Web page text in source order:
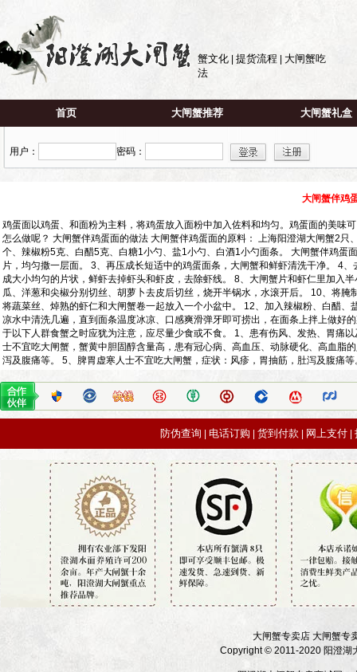
蟹文化 提货流程
大闸蟹吃
法
首页 大闸蟹推荐 大闸蟹礼盒
用户： 密码：
大闸蟹伴鸡
鸡蛋面以鸡蛋、和面粉为主料，将鸡蛋放入面粉中加入佐料和均匀。鸡蛋面的美味
怎么做呢？ 大闸蟹伴鸡蛋面的做法 大闸蟹伴鸡蛋面的原料： 上海阳澄湖大闸蟹2
个、辣椒粉5克、白醋5克、白糖1小勺、盐1小勺、白酒1小勺面条。 大闸蟹伴鸡
片，均匀撒一层面。 3、再压成长短适中的鸡蛋面条，大闸蟹和鲜虾清洗干净。 4
成大小均匀的片状，鲜虾去掉虾头和虾皮，去除虾线。 8、大闸蟹片和虾仁里加入
瓜、洋葱和尖椒分别切丝、胡萝卜去皮后切丝，烧开半锅水，水滚开后。 10、将
将蔬菜丝、焯熟的虾仁和大闸蟹卷一起放入一个小盆中。 12、加入辣椒粉、白醋
凉水中清洗几遍，直到面条温度冰凉、口感爽滑弹牙即可捞出，在面条上拌上做好
于以下人群食蟹之时应犹为注意，应尽量少食或不食。 1、患有伤风、发热、胃痛
士不宜吃大闸蟹，蟹黄中胆固醇含量高，患有冠心病、高血压、动脉硬化、高血脂
泻及腹痛等。 5、脾胃虚寒人士不宜吃大闸蟹，症状：风疹，胃抽筋，肚泻及腹痛
防伪查询 电话订购 货到付款 网上支付|
大闸蟹专卖店 大闸蟹专
Copyright © 2011-2020 阳澄湖